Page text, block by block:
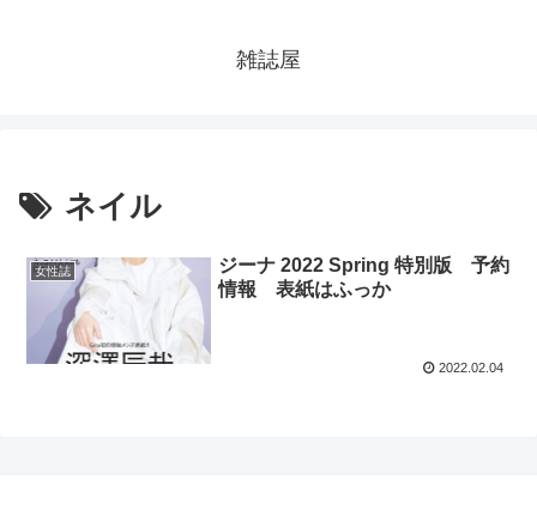
雑誌屋
ネイル
女性誌
ジーナ 2022 Spring 特別版 予約
情報 表紙はふっか
2022.02.04